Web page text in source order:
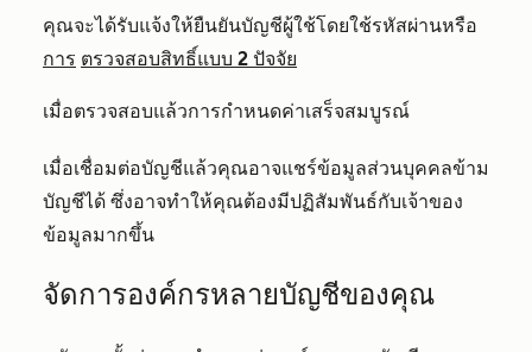
คุณจะได้รับแจ้งให้ยืนยันบัญชีผู้ใช้โดยใช้รหัสผ่านหรือ
การ ตรวจสอบสิทธิ์แบบ 2 ปัจจัย
เมื่อตรวจสอบแล้วการกำหนดค่าเสร็จสมบูรณ์
เมื่อเชื่อมต่อบัญชีแล้วคุณอาจแชร์ข้อมูลส่วนบุคคลข้าม
บัญชีได้ ซึ่งอาจทำให้คุณต้องมีปฏิสัมพันธ์กับเจ้าของ
ข้อมูลมากขึ้น
จัดการองค์กรหลายบัญชีของคุณ